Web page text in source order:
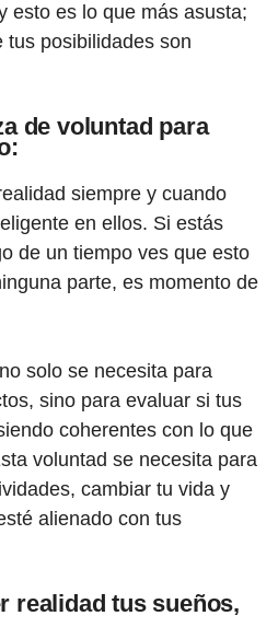
esto es lo que más asusta;
tus posibilidades son
de voluntad para
siempre y cuando
en ellos. Si estás
de un tiempo ves que esto
parte, es momento de
no solo se necesita para
sino para evaluar si tus
coherentes con lo que
voluntad se necesita para
cambiar tu vida y
alienado con tus
realidad tus sueños,